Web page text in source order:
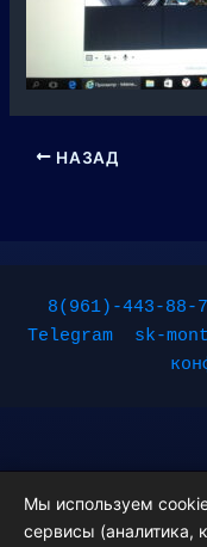
НАЗАД
8(961)-443-88-
Telegram
sk-
Мы используем
сервисы (аналитика,